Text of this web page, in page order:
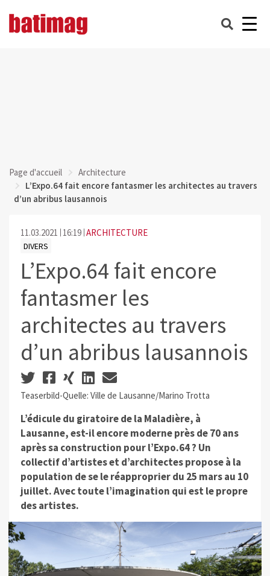
Page d'accueil
Architecture
L’Expo.64 fait encore fantasmer les architectes au travers
d’un abribus lausannois
11.03.2021 16:19 ARCHITECTURE
DIVERS
L’Expo.64 fait encore
fantasmer les
architectes au travers
d’un abribus lausannois
Teaserbild-Quelle: Ville de Lausanne/Marino Trotta
L’édicule du giratoire de la Maladière, à
Lausanne, est-il encore moderne près de 70 ans
après sa construction pour l’Expo.64 ? Un
collectif d’artistes et d’architectes propose à la
population de se le réapproprier du 25 mars au 10
juillet. Avec toute l’imagination qui est le propre
des artistes.